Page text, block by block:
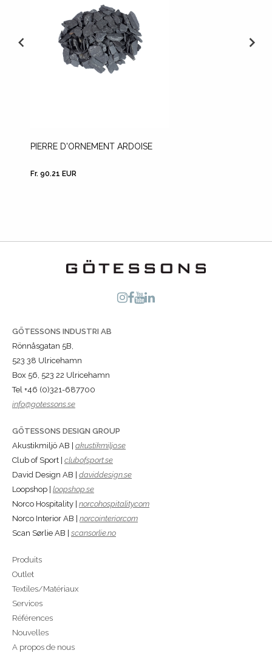
PIERRE D'ORNEMENT ARDOISE
Fr. 90.21 EUR
GÖTESSONS INDUSTRI AB
Rönnåsgatan 5B,
523 38 Ulricehamn
Box 56, 523 22 Ulricehamn
Tel +46 (0)321-687700
info@gotessons.se
GÖTESSONS DESIGN GROUP
Akustikmiljö AB | akustikmiljo.se
Club of Sport | clubofsport.se
David Design AB | daviddesign.se
Loopshop | loopshop.se
Norco Hospitality | norcohospitality.com
Norco Interior AB | norcointerior.com
Scan Sørlie AB | scansorlie.no
Produits
Outlet
Textiles/Matériaux
Services
Références
Nouvelles
A propos de nous